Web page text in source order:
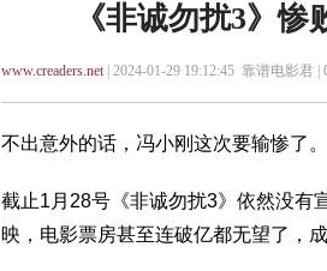
《非诚勿扰3》
www.creaders.net| 2024-01-29 19:12:45 靠谱电影君 |
不出意外的话，冯小刚这次要输惨了。
截止1月28号《非诚勿扰3》依然没有
映，电影票房甚至连破亿都无望了，